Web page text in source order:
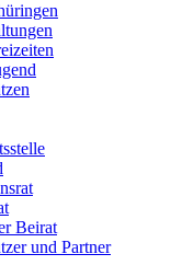
Beirat
und Partner